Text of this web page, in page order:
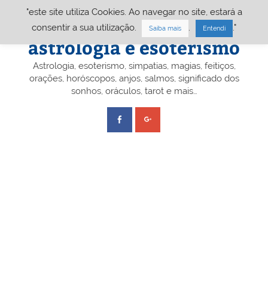
Portal A&E – Portal
astrologia e esoterismo
Astrologia, esoterismo, simpatias, magias, feitiços,
orações, horóscopos, anjos, salmos, significado dos
sonhos, oráculos, tarot e mais…
"este site utiliza Cookies. Ao navegar no site, estará a
consentir a sua utilização.
Saiba mais Entendi ."